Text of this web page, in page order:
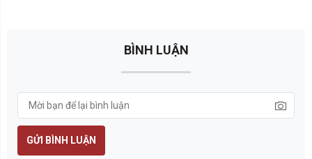
BÌNH LUẬN
GỬI BÌNH LUẬN